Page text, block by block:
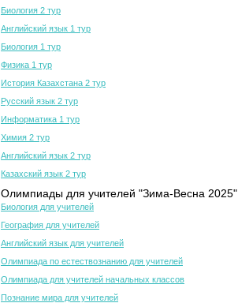
Биология 2 тур
Английский язык 1 тур
Биология 1 тур
Физика 1 тур
История Казахстана 2 тур
Русский язык 2 тур
Информатика 1 тур
Химия 2 тур
Английский язык 2 тур
Казахский язык 2 тур
Олимпиады для учителей "Зима-Весна 2025"
Биология для учителей
География для учителей
Английский язык для учителей
Олимпиада по естествознанию для учителей
Олимпиада для учителей начальных классов
Познание мира для учителей